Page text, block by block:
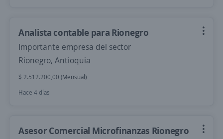
Analista contable para Rionegro
Importante empresa del sector
Rionegro, Antioquia
$ 2.512.200,00 (Mensual)
Hace 4 días
Asesor Comercial Microfinanzas Rionegro